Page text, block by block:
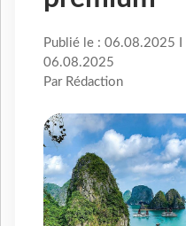
Publié le : 06.08.2025
06.08.2025
Par Rédaction